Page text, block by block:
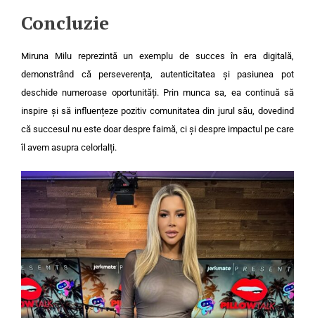
Concluzie
Miruna Milu reprezintă un exemplu de succes în era digitală,
demonstrând că perseverența, autenticitatea și pasiunea pot
deschide numeroase oportunități. Prin munca sa, ea continuă să
inspire și să influențeze pozitiv comunitatea din jurul său, dovedind
că succesul nu este doar despre faimă, ci și despre impactul pe care
îl avem asupra celorlalți.